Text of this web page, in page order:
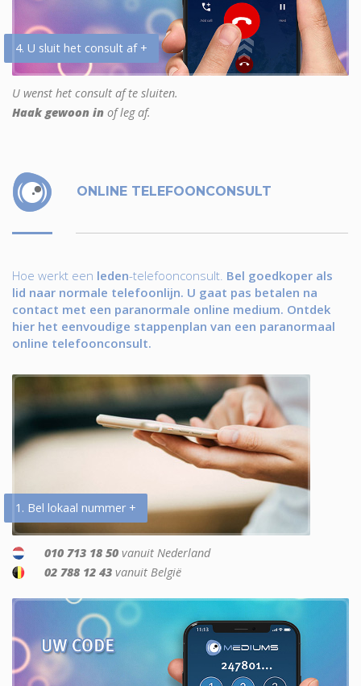
4. U sluit het consult af +
U wenst het consult af te sluiten.
Haak gewoon in of leg af.
ONLINE TELEFOONCONSULT
Hoe werkt een leden-telefoonconsult. Bel goedkoper als
lid naar normale telefoonlijn. U gaat pas betalen na
contact met een paranormale online medium. Ontdek
hier het eenvoudige stappenplan van een paranormaal
online telefoonconsult.
1. Bel lokaal nummer +
010 713 18 50 vanuit Nederland
02 788 12 43 vanuit België